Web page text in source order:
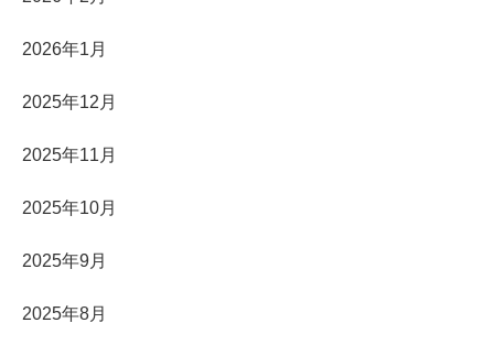
2026年1月
2025年12月
2025年11月
2025年10月
2025年9月
2025年8月